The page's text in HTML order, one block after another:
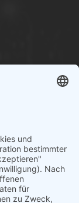
– Umwelt –
Region Bayern
direkte